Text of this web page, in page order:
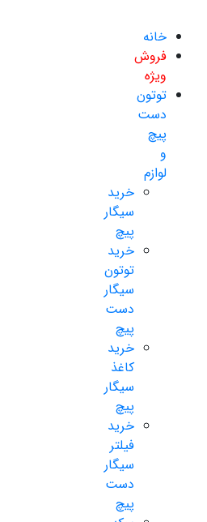
خانه
فروش
ویژه
توتون
دست
پیچ
و
لوازم
خرید
سیگار
پیچ
خرید
توتون
سیگار
دست
پیچ
خرید
کاغذ
سیگار
پیچ
خرید
فیلتر
سیگار
دست
پیچ